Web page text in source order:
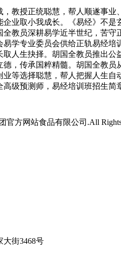
授正统聪慧，帮人顺遂事业
业取小我成长。《易经》不
全教员深耕易学近半世纪，苦
学专业委员会供给正轨易经
取人生抉择。胡国全教员推出
，传承国粹精髓。胡国全教
等选择聪慧，帮人把握人生
级预测师，易经培训班招生简
官方网站食品有限公司.All Rights
街3468号